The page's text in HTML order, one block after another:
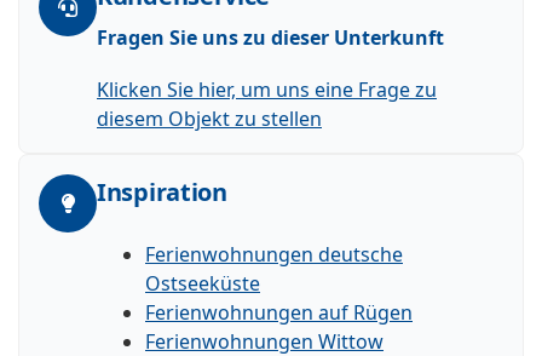
Fragen Sie uns zu dieser Unterkunft
Klicken Sie hier, um uns eine Frage zu
diesem Objekt zu stellen
Inspiration
Ferienwohnungen deutsche
Ostseeküste
Ferienwohnungen auf Rügen
Ferienwohnungen Wittow